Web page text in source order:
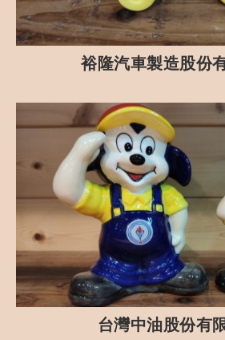
裕隆汽車製造股份
台灣中油股份有